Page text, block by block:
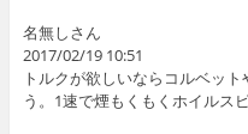
名無しさん
2017/02/19 10:51
トルクが欲しいならコルベッ
う。1速で煙もくもくホイルス